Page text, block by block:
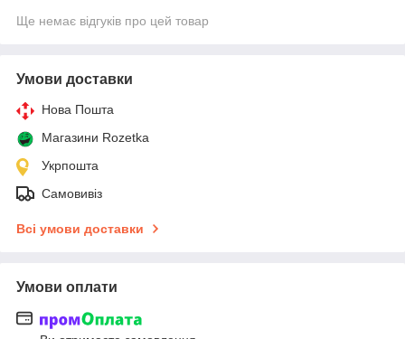
Ще немає відгуків про цей товар
Умови доставки
Нова Пошта
Магазини Rozetka
Укрпошта
Самовивіз
Всі умови доставки
Умови оплати